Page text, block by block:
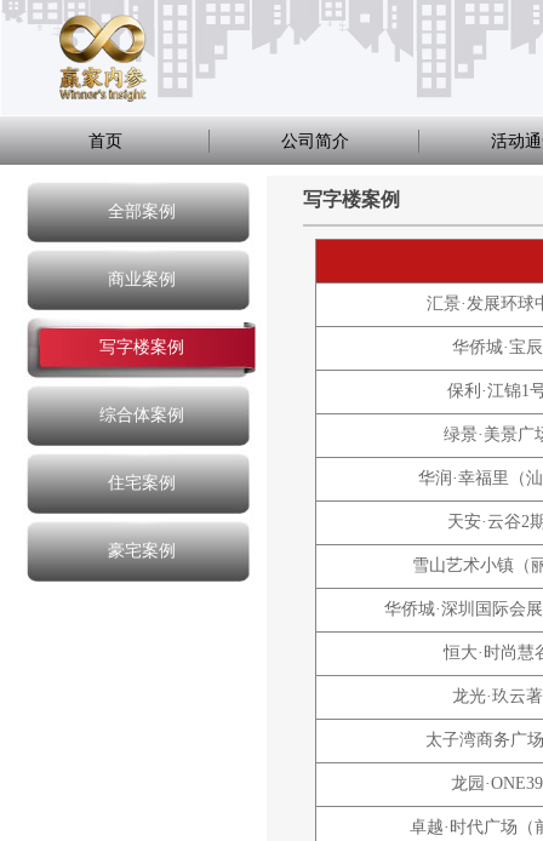
首页 公司简介 活动
全部案例
商业案例
写字楼案例
综合体案例
住宅案例
豪宅案例
写字楼案例
汇景·发展环球
华侨城·宝辰
保利·江锦1
绿景·美景广
华润·幸福里（
天安·云谷2
雪山艺术小镇（
华侨城·深圳国际会
恒大·时尚慧
龙光·玖云著
太子湾商务广
龙园·ONE39
卓越·时代广场（